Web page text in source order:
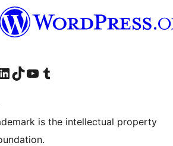
на Facebook
наш Instagram
нашу страницу в LinkedIn
Посетите нашу учётную запись в TikTok
Посетите наш канал YouTube
Посетите нашу учётную запись в Tumblr
is the intellectual property